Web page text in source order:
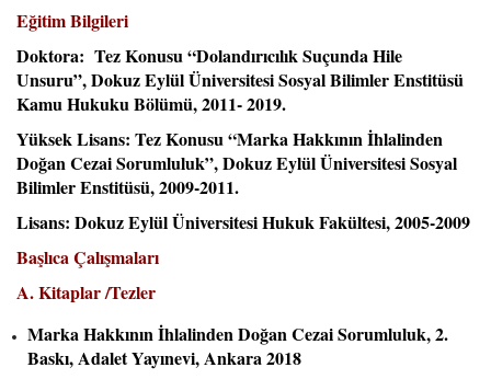
Eğitim Bilgileri
Doktora: Tez Konusu “Dolandırıcılık Suçunda Hile
Unsuru”, Dokuz Eylül Üniversitesi Sosyal Bilimler Enstitüsü
Kamu Hukuku Bölümü, 2011- 2019.
Yüksek Lisans: Tez Konusu “Marka Hakkının İhlalinden
Doğan Cezai Sorumluluk”, Dokuz Eylül Üniversitesi Sosyal
Bilimler Enstitüsü, 2009-2011.
Lisans: Dokuz Eylül Üniversitesi Hukuk Fakültesi, 2005-2009
Başlıca Çalışmaları
A. Kitaplar /Tezler
Marka Hakkının İhlalinden Doğan Cezai Sorumluluk, 2.
Baskı, Adalet Yayınevi, Ankara 2018